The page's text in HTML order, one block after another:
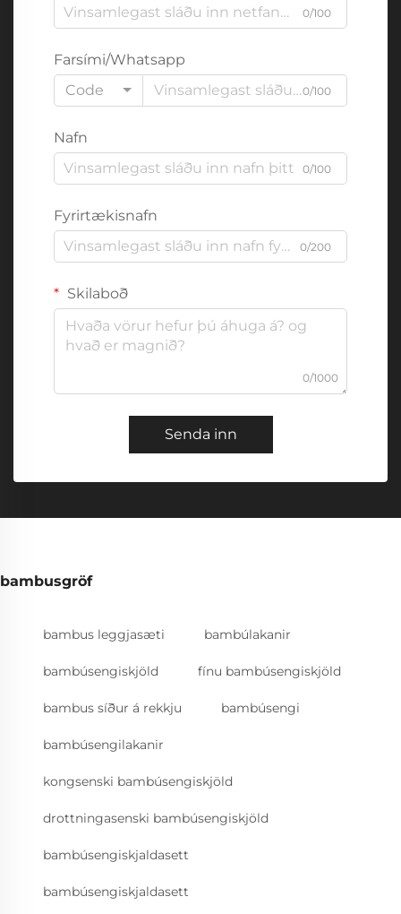
0/100
Farsími/Whatsapp
Code
0/100
Nafn
0/100
Fyrirtækisnafn
0/200
Skilaboð
0/1000
Senda inn
bambusgröf
bambus leggjasæti bambúlakanir
bambúsengiskjöld fínu bambúsengiskjöld
bambus síður á rekkju bambúsengi
bambúsengilakanir
kongsenski bambúsengiskjöld
drottningasenski bambúsengiskjöld
bambúsengiskjaldasett
bambúsengiskjaldasett